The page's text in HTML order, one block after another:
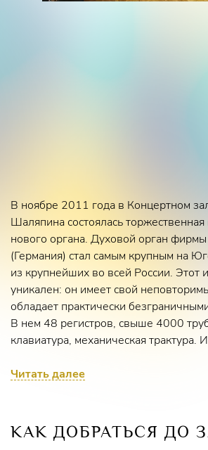
В ноябре 2011 года в Концертном
Шаляпина состоялась
нового органа. Духовой орган
(Германия) стал самым крупным на
из крупнейших во всей России. Этот
уникален: он имеет свой
обладает практически
В нем 48 регистров, свыше 4000
клавиатура, механическая трактура.
тысяч комбинаций. Органные залы
удивительном инструменте.
художественный руководитель этих
Читать далее
КАК ДОБРАТЬСЯ ДО